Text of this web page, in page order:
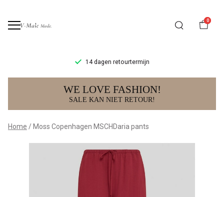
0
14 dagen retourtermijn
Moss
Copenhagen
MSCHDaria
pants
WE LOVE FASHION!
SALE KAN NIET RETOUR!
Home Moss Copenhagen MSCHDaria pants